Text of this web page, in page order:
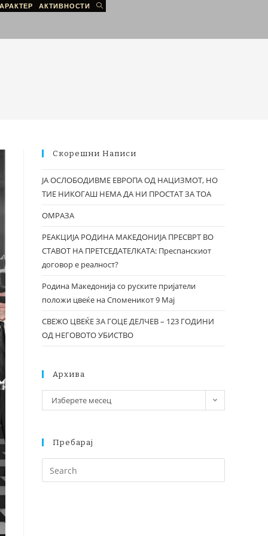
АКТИВНОСТИ
Скорешни Написи
ЈА ОСЛОБОДИВМЕ ЕВРОПА ОД НАЦИЗМОТ, НО
ТИЕ НИКОГАШ НЕМА ДА НИ ПРОСТАТ ЗА ТОА
ОМРАЗА
РЕАКЦИЈА РОДИНА МАКЕДОНИЈА ПРЕСВРТ ВО
СТАВОТ НА ПРЕТСЕДАТЕЛКАТА: Преспанскиот
договор е реалност?
Родина Македонија со руските пријатели
положи цвеќе на Споменикот 9 Мај
СВЕЖО ЦВЕЌЕ ЗА ГОЦЕ ДЕЛЧЕВ – 123 ГОДИНИ
ОД НЕГОВОТО УБИСТВО
Архива
Изберете месец
Пребарај